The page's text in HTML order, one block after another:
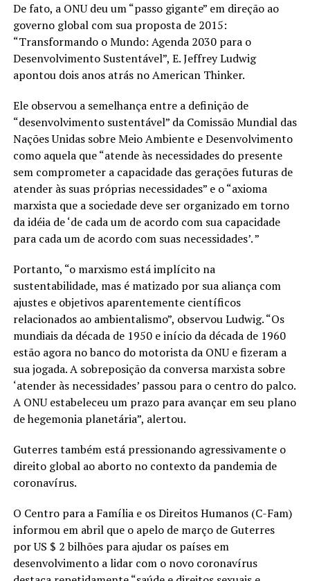
De fato, a ONU deu um “passo gigante” em direção ao
governo global com sua proposta de 2015:
“Transformando o Mundo: Agenda 2030 para o
Desenvolvimento Sustentável”, E. Jeffrey Ludwig
apontou dois anos atrás no American Thinker.
Ele observou a semelhança entre a definição de
“desenvolvimento sustentável” da Comissão Mundial das
Nações Unidas sobre Meio Ambiente e Desenvolvimento
como aquela que “atende às necessidades do presente
sem comprometer a capacidade das gerações futuras de
atender às suas próprias necessidades” e o “axioma
marxista que a sociedade deve ser organizado em torno
da idéia de ‘de cada um de acordo com sua capacidade
para cada um de acordo com suas necessidades’. ”
Portanto, “o marxismo está implícito na
sustentabilidade, mas é matizado por sua aliança com
ajustes e objetivos aparentemente científicos
relacionados ao ambientalismo”, observou Ludwig. “Os
mundiais da década de 1950 e início da década de 1960
estão agora no banco do motorista da ONU e fizeram a
sua jogada. A sobreposição da conversa marxista sobre
‘atender às necessidades’ passou para o centro do palco.
A ONU estabeleceu um prazo para avançar em seu plano
de hegemonia planetária”, alertou.
Guterres também está pressionando agressivamente o
direito global ao aborto no contexto da pandemia de
coronavírus.
O Centro para a Família e os Direitos Humanos (C-Fam)
informou em abril que o apelo de março de Guterres
por US $ 2 bilhões para ajudar os países em
desenvolvimento a lidar com o novo coronavírus